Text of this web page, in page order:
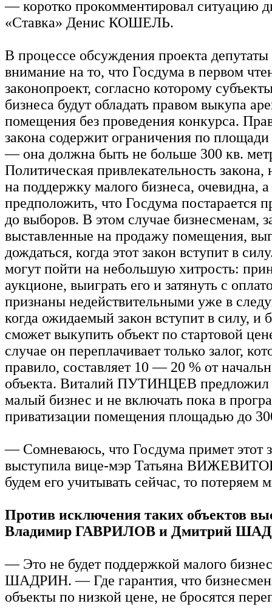
— коротко прокомментировал ситуацию
«Ставка» Денис КОШЕЛЬ.
В процессе обсуждения проекта депутаты
внимание на то, что Госдума в первом
законопроект, согласно которому
бизнеса будут обладать правом выкупа
помещения без проведения конкурса.
закона содержит ограничения по площади
— она должна быть не больше 300 кв.
Политическая привлекательность закона,
на поддержку малого бизнеса, очевидна,
предположить, что Госдума постарается
до выборов. В этом случае бизнесменам,
выставленные на продажу помещения,
дождаться, когда этот закон вступит в
могут пойти на небольшую хитрость:
аукционе, выиграть его и затянуть с
признаны недействительными уже в
когда ожидаемый закон вступит в силу, и
сможет выкупить объект по стартовой
случае он переплачивает только залог,
правило, составляет 10 — 20 % от
объекта. Виталий ПУТИНЦЕВ предложил
малый бизнес и не включать пока в
приватизации помещения площадью до
— Сомневаюсь, что Госдума примет этот
выступила вице-мэр Татьяна
будем его учитывать сейчас, то потеряем
Против исключения таких объектов
Владимир ГАВРИЛОВ и Дмитрий
— Это не будет поддержкой малого
ШАДРИН. — Где гарантия, что
объекты по низкой цене, не бросятся